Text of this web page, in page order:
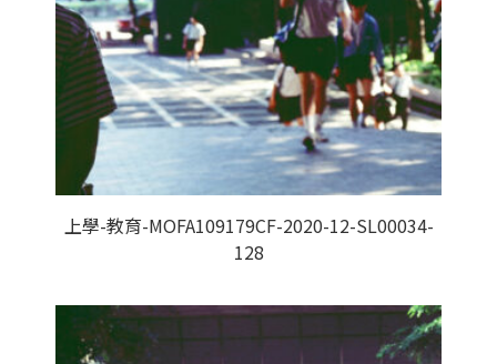
上學-教育-MOFA109179CF-2020-12-SL00034-
128